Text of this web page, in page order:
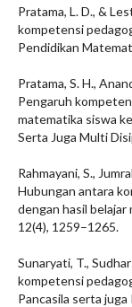
Pratama, L. D., &
kompetensi
Pendidikan
Pratama, S. H.,
Pengaruh
matematika siswa
Serta Juga Multi
Rahmayani, S.,
Hubungan antara
dengan hasil belajar
12(4), 1259–1265.
Sunaryati, T.,
kompetensi
Pancasila serta